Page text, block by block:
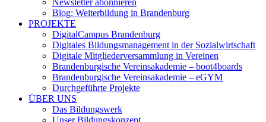
Newsletter abonnieren
Blog: Weiterbildung in Brandenburg
PROJEKTE
DigitalCampus Brandenburg
Digitales Bildungsmanagement in der Sozialwirtschaft
Digitale Mitgliederversammlung in Vereinen
Brandenburgische Vereinsakademie – boot4boards
Brandenburgische Vereinsakademie – eGYM
Durchgeführte Projekte
ÜBER UNS
Das Bildungswerk
Unser Bildungskonzept